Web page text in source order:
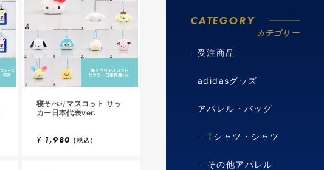
寝そべりマスコット サッ
カー日本代表ver.
¥ 1,980 (税込）
CATEGORY
カテゴリー
受注商品
adidasグッズ
アパレル・バッグ
Tシャツ・シャツ
その他アパレル